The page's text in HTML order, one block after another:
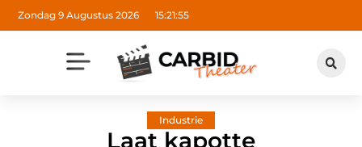
Zondag 9 Augustus 2026 15:21:56
Industrie
Laat kapotte